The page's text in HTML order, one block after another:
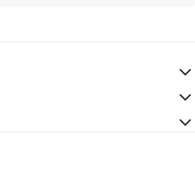
los productos, servicios y
personalizados, especialmente en